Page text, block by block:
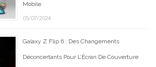
Mobile
05/07/2024
Galaxy Z Flip 6 : Des Changements
Déconcertants Pour L’Écran De Couverture